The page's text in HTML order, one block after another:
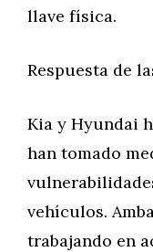
llave física.
Respuesta de
Kia y Hyundai
han tomado
vehículos.
trabajando en